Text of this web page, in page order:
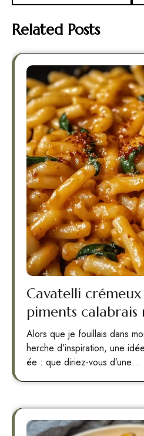
Related Posts
Cavatelli
piments calabrais
Alors que je fouillais dans mon réfrigérateur à la rec
herche d’inspiration, une
ée : que diriez-vous d’une…